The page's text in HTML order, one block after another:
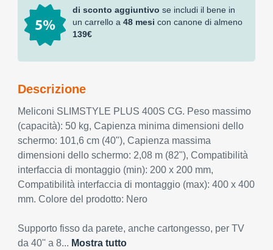
di sconto aggiuntivo se includi il bene in
un carrello a 48 mesi con canone di almeno
139€
Descrizione
Meliconi SLIMSTYLE PLUS 400S CG. Peso massimo
(capacità): 50 kg, Capienza minima dimensioni dello
schermo: 101,6 cm (40"), Capienza massima
dimensioni dello schermo: 2,08 m (82"), Compatibilità
interfaccia di montaggio (min): 200 x 200 mm,
Compatibilità interfaccia di montaggio (max): 400 x 400
mm. Colore del prodotto: Nero
Supporto fisso da parete, anche cartongesso, per TV
da 40'' a 8... Mostra tutto